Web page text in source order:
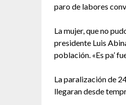
paro de labores
La mujer, que no
presidente Luis
población. «Es pa’
La paralización de
llegaran desde